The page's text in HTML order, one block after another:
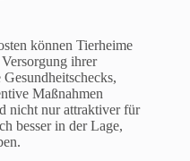
können Tierheime
ihrer
Maßnahmen
nicht nur attraktiver für
besser in der Lage,